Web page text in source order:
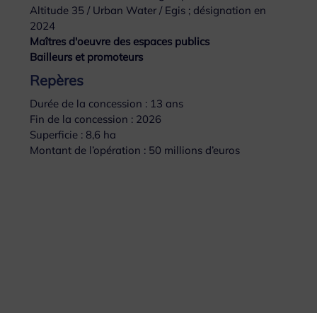
Altitude 35 / Urban Water / Egis ; désignation en
2024
Maîtres d'oeuvre des espaces publics
Bailleurs et promoteurs
Repères
Durée de la concession : 13 ans
Fin de la concession : 2026
Superficie : 8,6 ha
Montant de l’opération : 50 millions d’euros